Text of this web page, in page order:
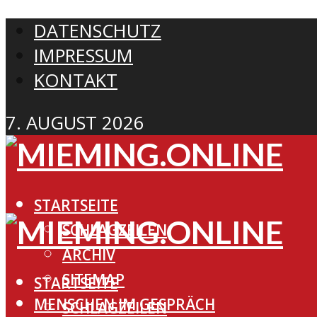
DATENSCHUTZ
IMPRESSUM
KONTAKT
7. AUGUST 2026
STARTSEITE
SCHLAGZEILEN
ARCHIV
SITEMAP
MENSCHEN IM GESPRÄCH
STARTSEITE
SCHLAGZEILEN